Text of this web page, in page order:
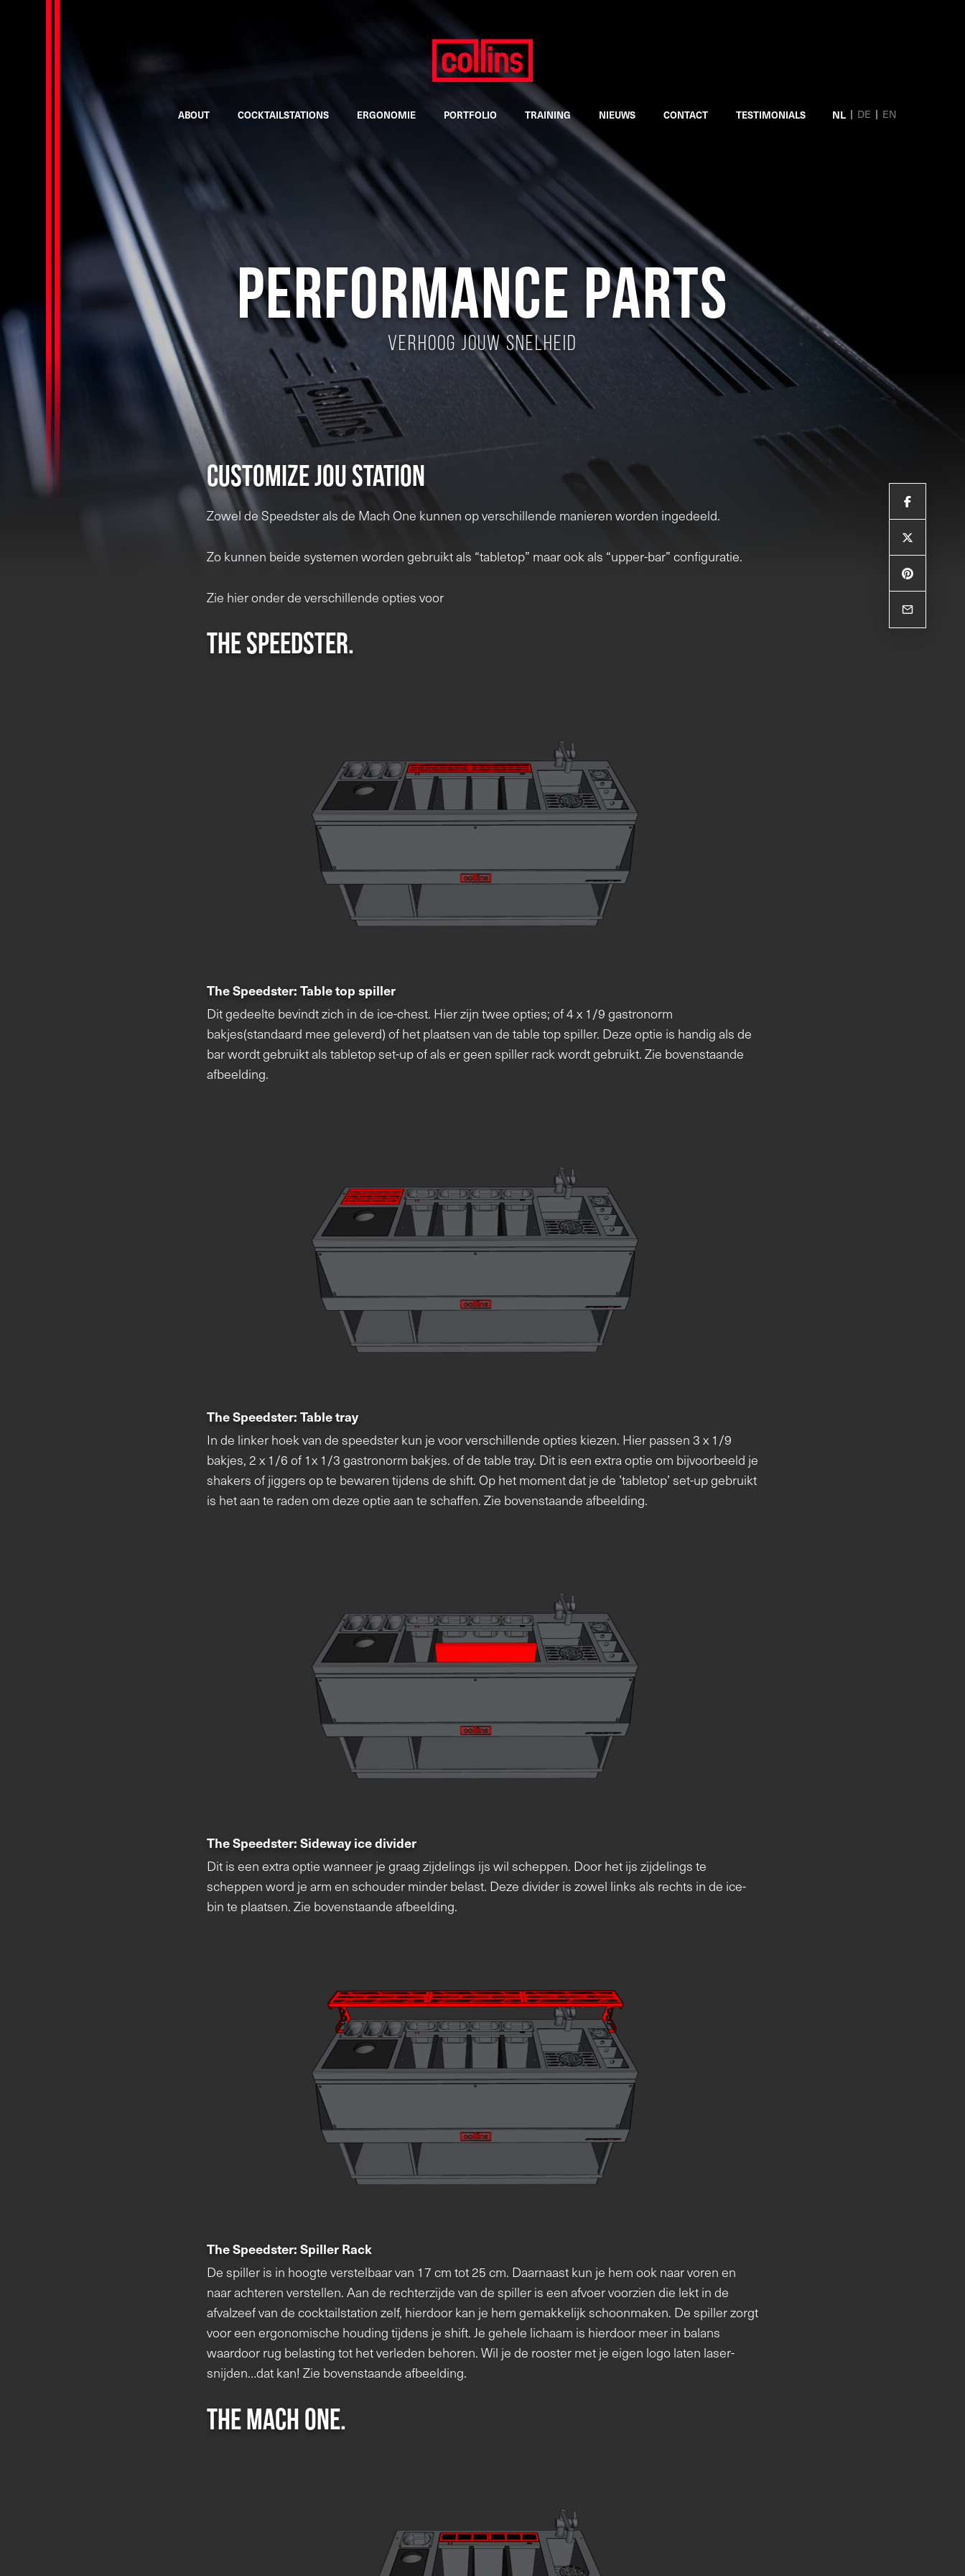
ABOUT COCKTAILSTATIONS ERGONOMIE PORTFOLIO TRAINING NIEUWS CONTACT TESTIMONIALS NL DE EN
Performance Parts
Verhoog jouw snelheid
Customize jou station
Zowel de Speedster als de Mach One kunnen op verschillende manieren worden ingedeeld.
Zo kunnen beide systemen worden gebruikt als “tabletop” maar ook als “upper-bar” configuratie.
Zie hier onder de verschillende opties voor
The Speedster.
The Speedster: Table top spiller
Dit gedeelte bevindt zich in de ice-chest. Hier zijn twee opties; of 4 x 1/9 gastronorm
bakjes(standaard mee geleverd) of het plaatsen van de table top spiller. Deze optie is handig als de
bar wordt gebruikt als tabletop set-up of als er geen spiller rack wordt gebruikt. Zie bovenstaande
afbeelding.
The Speedster: Table tray
In de linker hoek van de speedster kun je voor verschillende opties kiezen. Hier passen 3 x 1/9
bakjes, 2 x 1/6 of 1x 1/3 gastronorm bakjes. of de table tray. Dit is een extra optie om bijvoorbeeld je
shakers of jiggers op te bewaren tijdens de shift. Op het moment dat je de ’tabletop’ set-up gebruikt
is het aan te raden om deze optie aan te schaffen. Zie bovenstaande afbeelding.
The Speedster: Sideway ice divider
Dit is een extra optie wanneer je graag zijdelings ijs wil scheppen. Door het ijs zijdelings te
scheppen word je arm en schouder minder belast. Deze divider is zowel links als rechts in de ice-
bin te plaatsen. Zie bovenstaande afbeelding.
The Speedster: Spiller Rack
De spiller is in hoogte verstelbaar van 17 cm tot 25 cm. Daarnaast kun je hem ook naar voren en
naar achteren verstellen. Aan de rechterzijde van de spiller is een afvoer voorzien die lekt in de
afvalzeef van de cocktailstation zelf, hierdoor kan je hem gemakkelijk schoonmaken. De spiller zorgt
voor een ergonomische houding tijdens je shift. Je gehele lichaam is hierdoor meer in balans
waardoor rug belasting tot het verleden behoren. Wil je de rooster met je eigen logo laten laser-
snijden…dat kan! Zie bovenstaande afbeelding.
The Mach One.